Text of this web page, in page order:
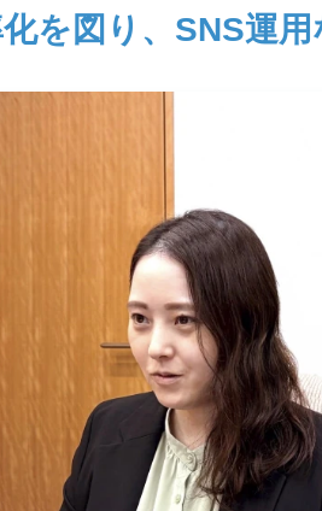
を図り、SNS運用